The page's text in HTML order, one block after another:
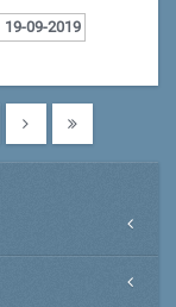
19-09-2019